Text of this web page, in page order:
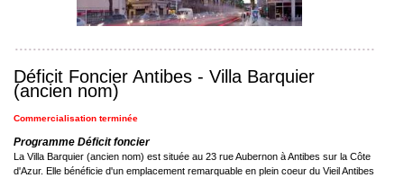
Déficit Foncier Antibes - Villa Barquier
(ancien nom)
Commercialisation terminée
Programme Déficit foncier
La Villa Barquier (ancien nom) est située au 23 rue Aubernon à Antibes sur la Côte
d'Azur. Elle bénéficie d'un emplacement remarquable en plein coeur du Vieil Antibes